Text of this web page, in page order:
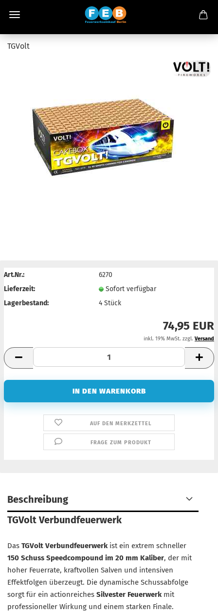
TGVolt
Art.Nr.:
6270
Lieferzeit:
Sofort verfügbar
Lagerbestand:
4 Stück
74,95 EUR
inkl. 19% MwSt. zzgl. Versand
AUF DEN MERKZETTEL
FRAGE ZUM PRODUKT
Beschreibung
TGVolt Verbundfeuerwerk
Das TGVolt Verbundfeuerwerkist ein extrem schneller
150 Schuss Speedcompound im 20 mm Kaliber, der mit
hoher Feuerrate, kraftvollen Salven und intensiven
Effektfolgen überzeugt. Die dynamische Schussabfolge
sorgt für ein actionreiches Silvester Feuerwerkmit
professioneller Wirkung und einem starken Finale.